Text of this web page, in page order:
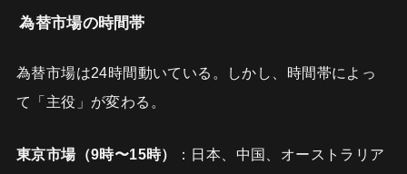
為替市場の時間帯
為替市場は24時間動いている。しかし、時間帯によっ
て「主役」が変わる。
東京市場（9時〜15時）
：日本、中国、オーストラリア